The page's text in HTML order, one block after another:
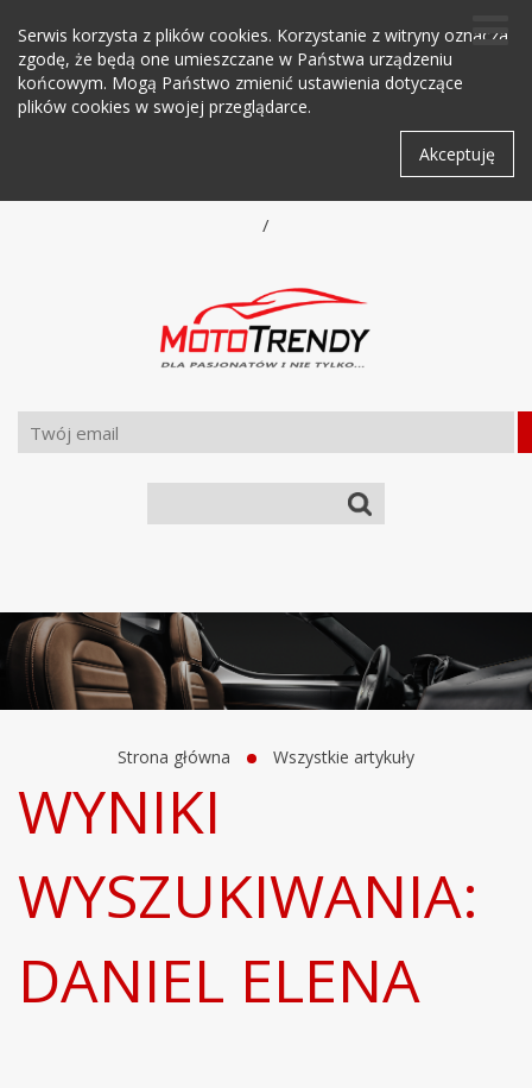
Serwis korzysta z plików cookies. Korzystanie z witryny oznacza
zgodę, że będą one umieszczane w Państwa urządzeniu
końcowym. Mogą Państwo zmienić ustawienia dotyczące
plików cookies w swojej przeglądarce.
Akceptuję
/
Strona główna Wszystkie artykuły
WYNIKI
WYSZUKIWANIA:
DANIEL ELENA